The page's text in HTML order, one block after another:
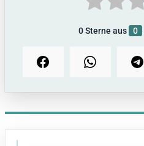
0Sterne aus 0